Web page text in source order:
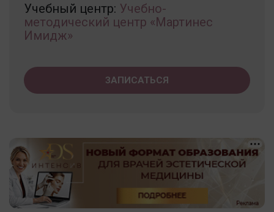
Учебный центр: Учебно-
методический центр «Мартинес
Имидж»
ЗАПИСАТЬСЯ